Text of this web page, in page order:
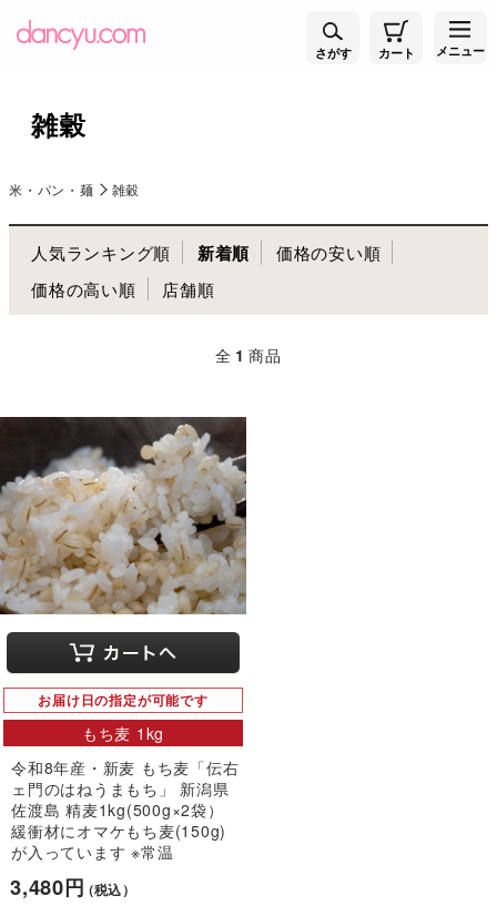
さがす カート メニュー
雑穀
米・パン・麺 雑穀
人気ランキング順 新着順
価格の安い順
価格の高い順
店舗順
全 1 商品
お届け日の指定が可能です
もち麦 1kg
令和8年産・新麦 もち麦「伝右
ェ門のはねうまもち」 新潟県
佐渡島 精麦1kg(500g×2袋）
緩衝材にオマケもち麦(150g)
が入っています ※常温
3,480円（税込）